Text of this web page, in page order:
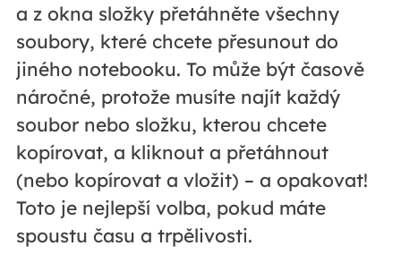
a z okna složky přetáhněte všechny
soubory, které chcete přesunout do
jiného notebooku. To může být časově
náročné, protože musíte najít každý
soubor nebo složku, kterou chcete
kopírovat, a kliknout a přetáhnout
(nebo kopírovat a vložit) – a opakovat!
Toto je nejlepší volba, pokud máte
spoustu času a trpělivosti.